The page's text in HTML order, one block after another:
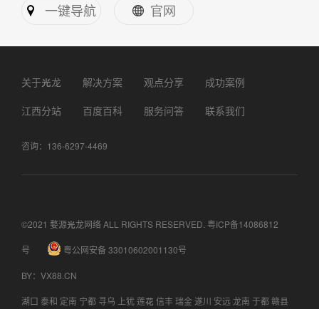
一键导航 官网
关于光龙 解决方案 观点分享
成功案例
江西分站
百度百科 服务问答 联系我们
咨询：136-6297-4469
©2021 婺源光龙网络 ALL RIGHTS RESERVED. 粤ICP备14086812
号
粤公网安备 33010602001130号
BY： VX88.CN
湖口 泰和 定南 宁都 寻乌 上犹莲花 信丰瑞金遂川 安远 龙南 于都赣县